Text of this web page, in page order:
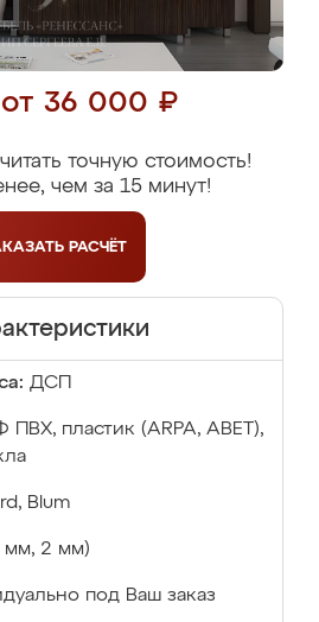
36 000 ₽
точную стоимость!
чем за 15 минут!
РАСЧЁТ
ДСП
пластик (ARPA, ABET),
Blum
мм, 2 мм)
под Ваш заказ